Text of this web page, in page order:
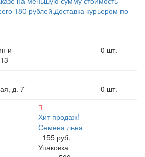
180 рублей.Доставка курьером по
и
0 шт.
д. 7 0 шт.
Хит продаж!
Семена льна
155 руб.
Упаковка